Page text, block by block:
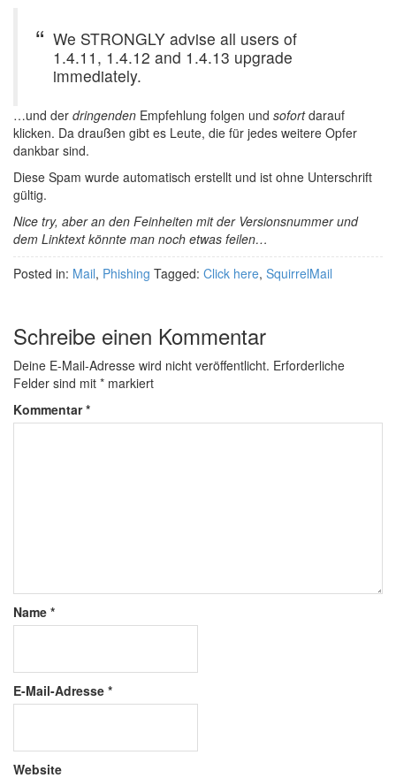
We STRONGLY advise all users of
1.4.11, 1.4.12 and 1.4.13 upgrade
immediately.
…und der dringenden Empfehlung folgen und sofortdarauf
klicken. Da draußen gibt es Leute, die für jedes weitere Opfer
dankbar sind.
Diese Spam wurde automatisch erstellt und ist ohne Unterschrift
gültig.
Nice try, aber an den Feinheiten mit der Versionsnummer und
dem Linktext könnte man noch etwas feilen…
Posted in: Mail, Phishing Tagged: Click here, SquirrelMail
Schreibe einen Kommentar
Deine E-Mail-Adresse wird nicht veröffentlicht. Erforderliche
Felder sind mit * markiert
Kommentar*
Name *
E-Mail-Adresse *
Website